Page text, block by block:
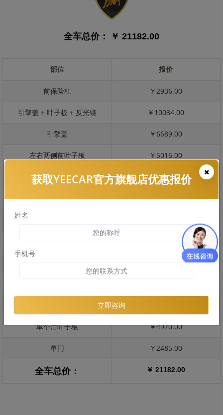
全车总价： ￥ 21182.00
部位 报价
前保险杠 ￥2936.00
引擎盖 + 叶子板 + 反光镜 ￥10034.00
引擎盖 ￥6689.00
左右两侧前叶子板 ￥5016.00
反光镜 ￥1003.00
后保险杠 ￥3344.00
￥3898.00
￥1873.00
单个后叶子板 ￥4970.00
单门 ￥2485.00
全车总价： ￥ 21182.00
获取YEECAR官方旗舰店优惠报价
姓名
手机号
立即咨询